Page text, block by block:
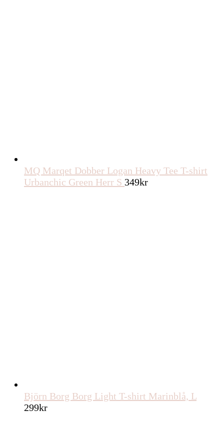
MQ Marqet Dobber Logan Heavy Tee T-shirt
Urbanchic Green Herr S 349kr
Björn Borg Borg Light T-shirt Marinblå, L
299kr